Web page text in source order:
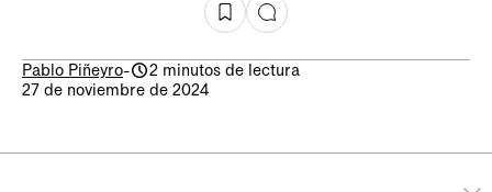
Pablo Piñeyro-
2 minutos de lectura
27 de noviembre de 2024